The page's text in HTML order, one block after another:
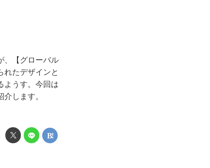
、【グローバル
れたデザインと
ようす。今回は
します。